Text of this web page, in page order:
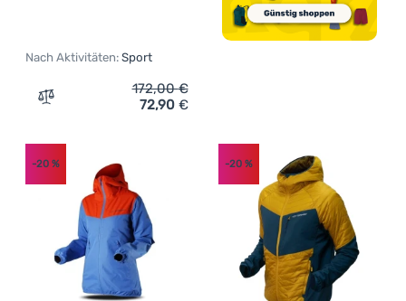
Nach Aktivitäten: Sport
Zum Vergleich 'Damenjacke High Point Versa Lady
172,00€
72,90 €
-20 % -20%